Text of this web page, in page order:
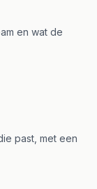
en wat de
past, met een